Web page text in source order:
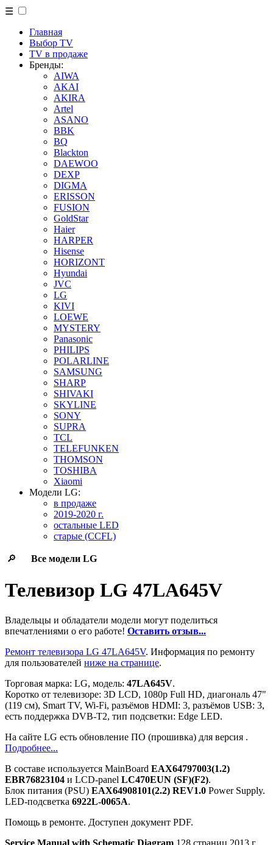
☰
Главная
Выбор TV
TV в продаже
Бренды:
AIWA
AKAI
AKIRA
Artel
ASANO
BBK
BQ
Blackton
DAEWOO
DEXP
DIGMA
ERISSON
FUSION
GoldStar
Haier
HARPER
Hisense
HORIZONT
Hyundai
JVC
LG
KIVI
LOEWE
MYSTERY
Panasonic
PHILIPS
POLARLINE
SAMSUNG
SHARP
SHIVAKI
SKYLINE
SONY
SUPRA
TCL
TELEFUNKEN
THOMSON
TOSHIBA
Xiaomi
Модели LG:
в продаже
2019-2020 г.
остальные LED
старые (CCFL)
🔎 Все модели LG
Телевизор LG 47LA645V
Владельцы и обладатели модели могут поделиться
впечатлениями о его работе! Оставить отзыв...
Ремонт телевизора LG 47LA645V. Информация по ремонту
для пользователей ниже на странице.
Торговая марка: LG, модель: 47LA645V.
Коротко от телевизоре: 3D LCD, 1080p Full HD, диагональ 47"
(119 см), Smart TV, Wi-Fi, разъёмов HDMI: 3, разъёмов USB: 3,
есть поддержка DVB-T2, тип подсветки: Edge LED.
На сайте LG есть обновление ПО (прошивка) для версия .
Подробнее...
В составе используется MainBoard EAX64797003(1.2)
EBR76823104 и LCD-panel LC470EUN (SF)(F2).
Блок питания (PSU) EAX64908101(2.2) REV1.0 Power Supply.
LED-подсветка 6922L-0065A.
Помощь в ремонте. Доступен документ PDF.
Service Manual with Schematic Diagram 128 страниц 2013 г.